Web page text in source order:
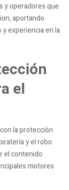
y operadores que
aportando
experiencia en la
el
la protección
y el robo
el contenido
motores